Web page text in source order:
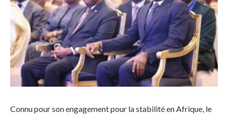
Connu pour son engagement pour la stabilité en Afrique, le